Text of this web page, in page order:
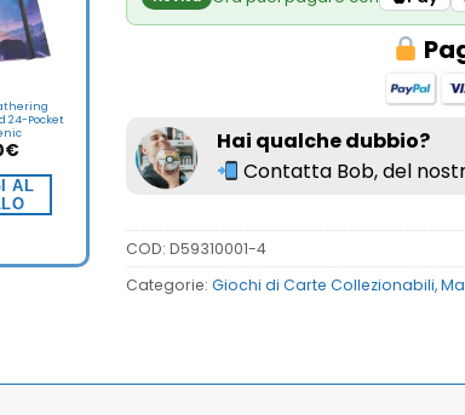
24-Pocket
€
AL
Hai qualche dubbio?
Contatta Bob, del
COD: D59310001-4
Categorie: Giochi di Carte Collezionabili,